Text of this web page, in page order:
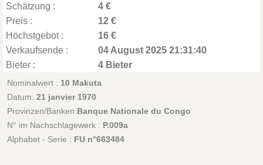
Schätzung :
4 €
Preis :
12 €
Höchstgebot :
16 €
Verkaufsende :
04 August 2025 21:31:40
Bieter :
4 Bieter
Nominalwert : 10 Makuta
Datum: 21 janvier 1970
Provinzen/Banken Banque Nationale du Congo
N° im Nachschlagewerk : P.009a
Alphabet - Serie : FU n°663484